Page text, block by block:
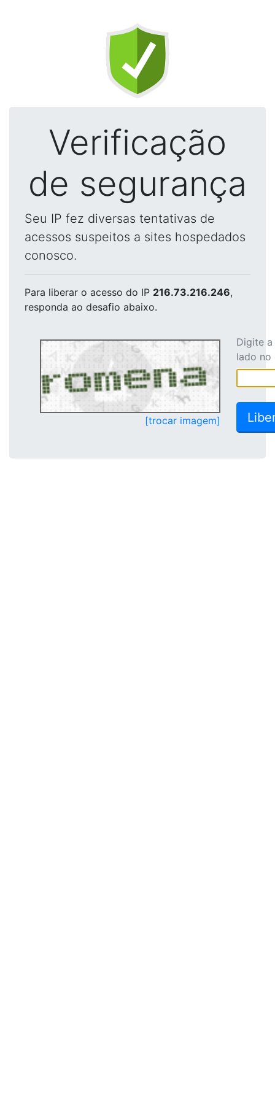
Verificação
de segurança
Seu IP fez diversas tentativas de
acessos suspeitos a sites hospedados
conosco.
Para liberar o acesso do IP 216.73.216.246,
responda ao desafio abaixo.
[trocar imagem]
Digite
lado no